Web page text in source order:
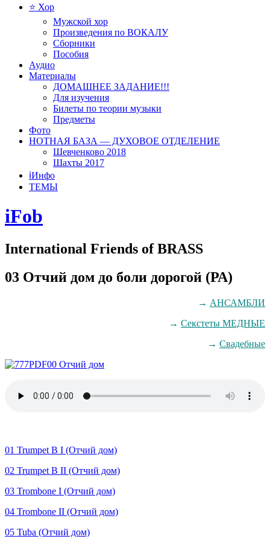
⭐ Хор
Мужской хор
Произведения по ВОКАЛУ
Сборники
Пособия
Аудио
Материалы
ДОМАШНЕЕ ЗАДАНИЕ!!!
Для изучения
Билеты по теории музыки
Предметы
Фото
НОТНАЯ БАЗА — ДУХОВОЕ ОТДЕЛЕНИЕ
Шевченково 2018
Шахты 2017
ℹ️Инфо
ТЕМЫ
iFob
International Friends of BRASS
03 Отчий дом до боли дорогой (РА)
→ АНСАМБЛИ
→ Секстеты МЕДНЫЕ
→ Свадебные
00 Отчий дом
01 Trumpet B I (Отчий дом)
02 Trumpet B II (Отчий дом)
03 Trombone I (Отчий дом)
04 Trombone II (Отчий дом)
05 Tuba (Отчий дом)